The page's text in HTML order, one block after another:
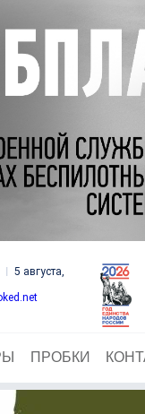
5 августа,
ПРОБКИ